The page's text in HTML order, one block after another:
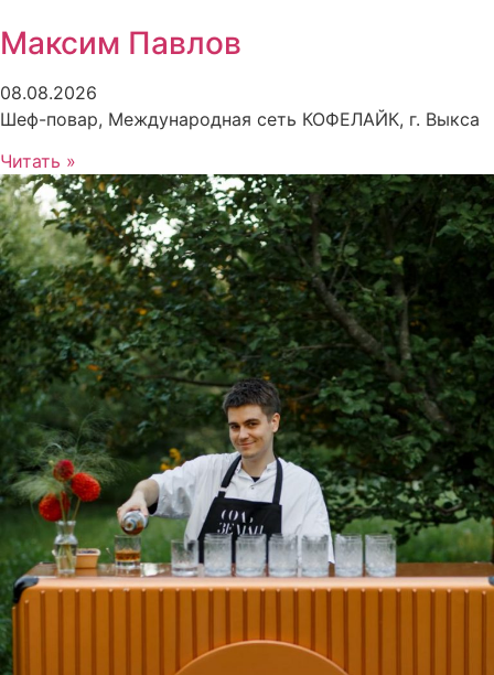
Максим Павлов
08.08.2026
Шеф-повар, Международная сеть КОФЕЛАЙК, г. Выкса
Читать »